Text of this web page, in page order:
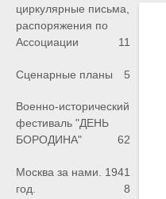
циркулярные письма,
распоряжения по
Ассоциации
11
Сценарные планы 5
Военно-исторический
фестиваль "ДЕНЬ
БОРОДИНА"
62
Москва за нами. 1941
год.
8